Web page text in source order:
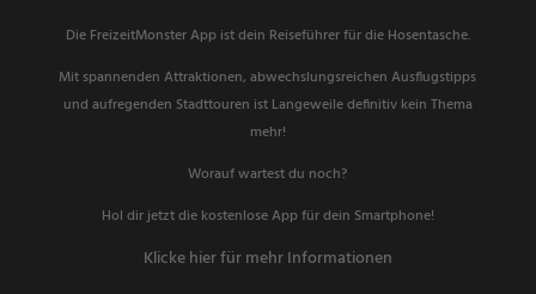
Die FreizeitMonster App ist dein Reiseführer für die Hosentasche.
Mit spannenden Attraktionen, abwechslungsreichen Ausflugstipps
und aufregenden Stadttouren ist Langeweile definitiv kein Thema
mehr!
Worauf wartest du noch?
Hol dir jetzt die kostenlose App für dein Smartphone!
Klicke hier für mehr Informationen